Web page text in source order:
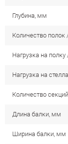
Глубина, мм
Количество полок
Нагрузка на полку
Нагрузка на
Количество
Длина балки, мм
Ширина балки, мм